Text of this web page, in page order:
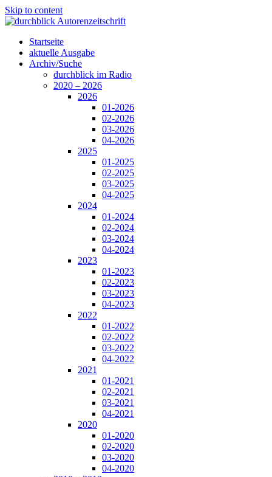
Skip to content
Startseite
aktuelle Ausgabe
Archiv/Suche
durchblick im Radio
2020 – 2026
2026
01-2026
02-2026
03-2026
04-2026
2025
01-2025
02-2025
03-2025
04-2025
2024
01-2024
02-2024
03-2024
04-2024
2023
01-2023
02-2023
03-2023
04-2023
2022
01-2022
02-2022
03-2022
04-2022
2021
01-2021
02-2021
03-2021
04-2021
2020
01-2020
02-2020
03-2020
04-2020